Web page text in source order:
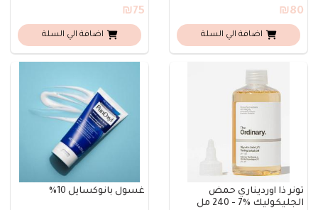
₪80
اضافة الي السلة
₪75
اضافة الي السلة
تونر ذا أورديناري حمض
الجليكوليك %7 - 240 مل
غسول بانوكسايل 10%